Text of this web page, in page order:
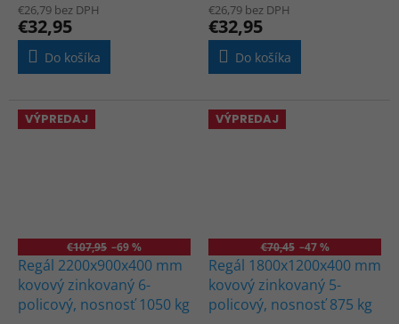
€26,79 bez DPH
€32,95
Do košíka
€26,79 bez DPH
€32,95
Do košíka
VÝPREDAJ
€107,95 –69 %
Regál 2200x900x400 mm
kovový zinkovaný 6-
policový, nosnosť 1050 kg
VÝPREDAJ
€70,45 –47 %
Regál 1800x1200x400 mm
kovový zinkovaný 5-
policový, nosnosť 875 kg